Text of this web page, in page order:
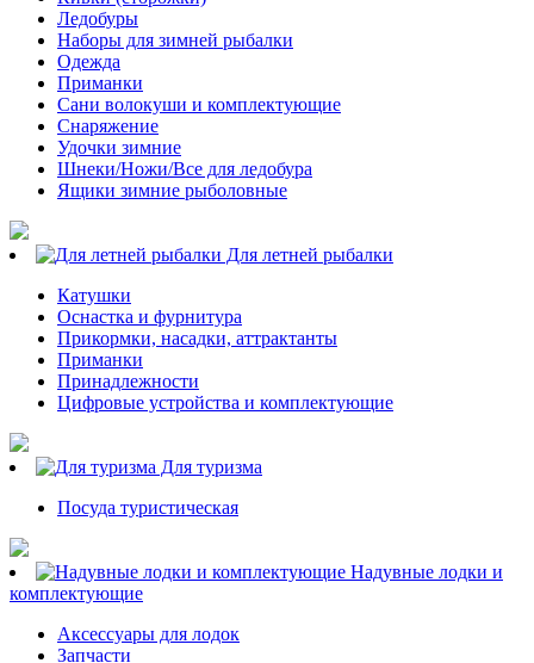
Ледобуры
Наборы для зимней рыбалки
Одежда
Приманки
Сани волокуши и комплектующие
Снаряжение
Удочки зимние
Шнеки/Ножи/Все для ледобура
Ящики зимние рыболовные
Для летней рыбалки
Катушки
Оснастка и фурнитура
Прикормки, насадки, аттрактанты
Приманки
Принадлежности
Цифровые устройства и комплектующие
Для туризма
Посуда туристическая
Надувные лодки и
комплектующие
Аксессуары для лодок
Запчасти